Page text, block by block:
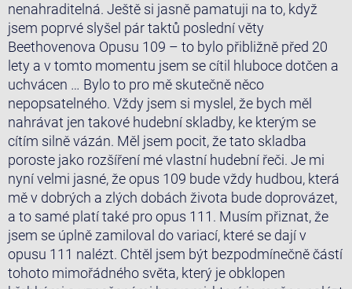
nenahraditelná. Ještě si jasně pamatuji na to, když
jsem poprvé slyšel pár taktů poslední věty
Beethovenova Opusu 109 – to bylo přibližně před 20
lety a v tomto momentu jsem se cítil hluboce dotčen a
uchvácen … Bylo to pro mě skutečně něco
nepopsatelného. Vždy jsem si myslel, že bych měl
nahrávat jen takové hudební skladby, ke kterým se
cítím silně vázán. Měl jsem pocit, že tato skladba
poroste jako rozšíření mé vlastní hudební řeči. Je mi
nyní velmi jasné, že opus 109 bude vždy hudbou, která
mě v dobrých a zlých dobách života bude doprovázet,
a to samé platí také pro opus 111. Musím přiznat, že
jsem se úplně zamiloval do variací, které se dají v
opusu 111 nalézt. Chtěl jsem být bezpodmínečně částí
tohoto mimořádného světa, který je obklopen